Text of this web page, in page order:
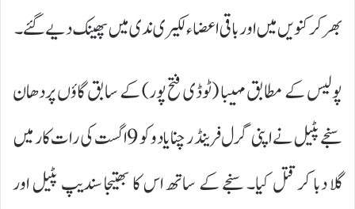
بھر کر کنویں میں اور باقی اعضاء لکیری ندی میں پھینک دیے گئے۔
پولیس کے مطابق مہیبا (ٹوڈی فتح پور) کے سابق گاؤں پردھان
سنجے پٹیل نے اپنی گرل فرینڈ رچنا یادو کو 9 اگست کی رات کار میں
گلا دبا کر قتل کیا۔ سنجے کے ساتھ اس کا بھتیجا سندیپ پٹیل اور